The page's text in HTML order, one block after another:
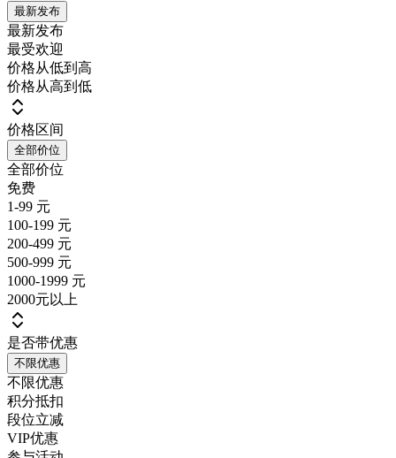
最新发布
最新发布
最受欢迎
价格从低到高
价格从高到低
价格区间
全部价位
全部价位
免费
1-99 元
100-199 元
200-499 元
500-999 元
1000-1999 元
2000元以上
是否带优惠
不限优惠
不限优惠
积分抵扣
段位立减
VIP优惠